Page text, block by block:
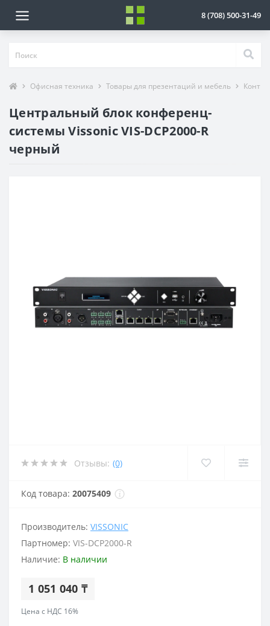
8 (708) 500-31-49
Офисная техника Товары для презентаций и мебель
Центральный блок конференц-
системы Vissonic VIS-DCP2000-R
черный
Отзывы: (0)
Код товара: 20075409
Производитель: VISSONIC
Партномер: VIS-DCP2000-R
Наличие: В наличии
1 051 040 ₸
Цена с НДС 16%